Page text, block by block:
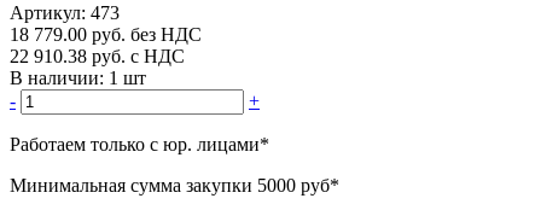
Артикул: 473
18 779.00 руб. без НДС
22 910.38 руб. с НДС
В наличии: 1 шт
-
+
Работаем только с юр. лицами*
Минимальная сумма закупки 5000 руб*